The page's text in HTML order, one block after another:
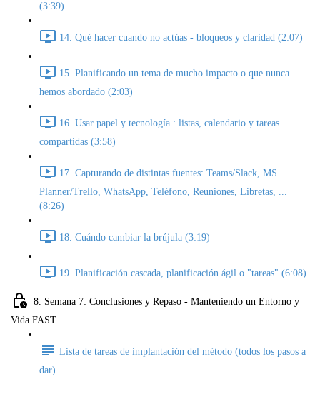
(3:39)
14. Qué hacer cuando no actúas - bloqueos y claridad (2:07)
15. Planificando un tema de mucho impacto o que nunca
hemos abordado (2:03)
16. Usar papel y tecnología : listas, calendario y tareas
compartidas (3:58)
17. Capturando de distintas fuentes: Teams/Slack, MS
Planner/Trello, WhatsApp, Teléfono, Reuniones, Libretas, ...
(8:26)
18. Cuándo cambiar la brújula (3:19)
19. Planificación cascada, planificación ágil o "tareas" (6:08)
8. Semana 7: Conclusiones y Repaso - Manteniendo un Entorno y
Vida FAST
Lista de tareas de implantación del método (todos los pasos a
dar)